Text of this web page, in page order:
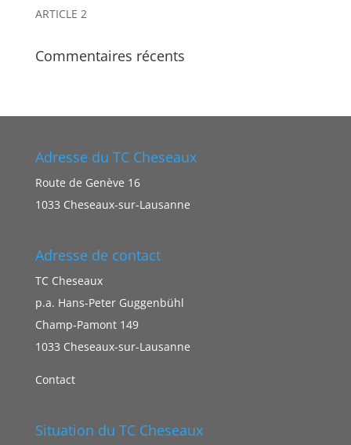
ARTICLE 2
Commentaires récents
Adresse du TC Cheseaux
Route de Genève 16
1033 Cheseaux-sur-Lausanne
Adresse de contact
TC Cheseaux
p.a. Hans-Peter Guggenbühl
Champ-Pamont 149
1033 Cheseaux-sur-Lausanne
Contact
Situation du TC Cheseaux